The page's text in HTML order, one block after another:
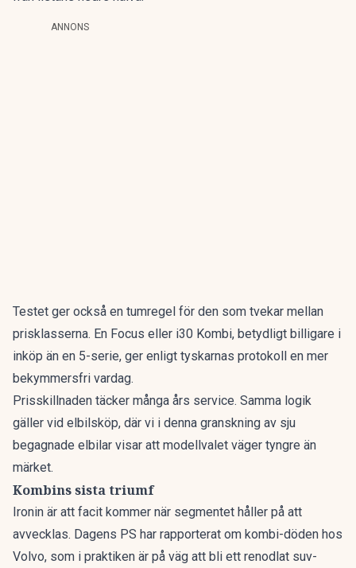
ANNONS
Testet ger också en tumregel för den som tvekar mellan
prisklasserna. En Focus eller i30 Kombi, betydligt billigare i
inköp än en 5-serie, ger enligt tyskarnas protokoll en mer
bekymmersfri vardag.
Prisskillnaden täcker många års service. Samma logik
gäller vid elbilsköp, där vi i denna granskning av sju
begagnade elbilar visar att modellvalet väger tyngre än
märket.
Kombins sista triumf
Ironin är att facit kommer när segmentet håller på att
avvecklas. Dagens PS har rapporterat om kombi-döden hos
Volvo, som i praktiken är på väg att bli ett renodlat suv-